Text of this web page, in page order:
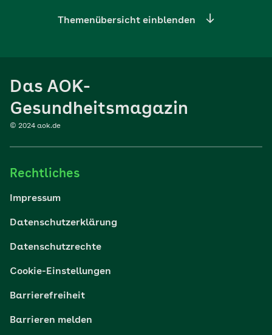
Themenübersicht einblenden
Sport
Reisen
Wohlbefinden
Digital gesund
Das AOK-
Gesundheitsmagazin
© 2024 aok.de
Rechtliches
Impressum
Datenschutzerklärung
Datenschutzrechte
Cookie-Einstellungen
Barrierefreiheit
Barrieren melden